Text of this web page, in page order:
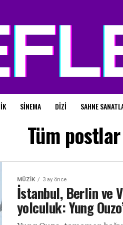
SINEMA DIZI SAHNE
Tüm
MÜZIK 3 ay önce
İstanbul, Berlin ve
yolculuk: Yung